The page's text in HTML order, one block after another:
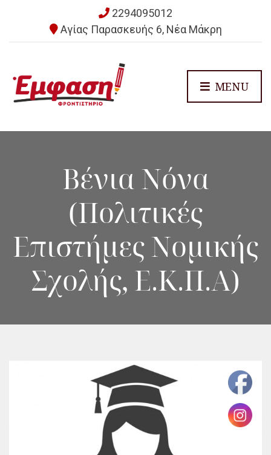
2294095012
Αγίας Παρασκευής 6, Νέα Μάκρη
MENU
Βένια Νόνα
(Πολιτικές
Επιστήμες Νομικής
Σχολής, Ε.Κ.Π.Α)